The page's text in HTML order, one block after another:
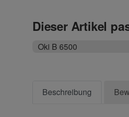
Dieser Artikel
Oki B 6500
Beschreibung